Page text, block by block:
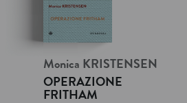
Monica KRISTENSEN
OPERAZIONE
FRITHAM